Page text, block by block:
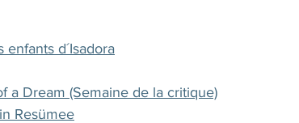
d´Isadora
a Dream (Semaine de la critique)
Resümee